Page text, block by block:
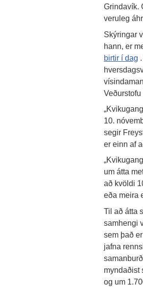
Grindavík.
veruleg
Skýringar
hann, er
birtir í dag
Veðurstofu
10.
segir
er einn af
um átta
að kvöldi
eða meira
Til að átta
samhengi
sem það
jafna
myndaðist
og um